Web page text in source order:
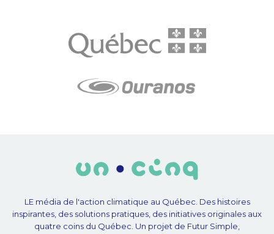
LE média de l'action climatique au Québec. Des histoires
inspirantes, des solutions pratiques, des initiatives originales aux
quatre coins du Québec. Un projet de Futur Simple,